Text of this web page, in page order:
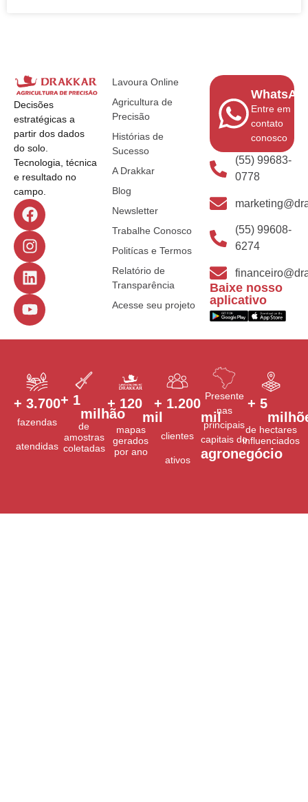
Decisões
estratégicas a
partir dos dados
do solo.
Tecnologia, técnica
e resultado no
campo.
Lavoura Online
Agricultura de
Precisão
Histórias de
Sucesso
A Drakkar
Blog
Newsletter
Trabalhe Conosco
Politícas e Termos
Relatório de
Transparência
Acesse seu projeto
Entre em
contato
conosco
(55) 99683-
0778
(55) 99608-
6274
Baixe nosso
aplicativo
fazendas
atendidas
+ 3.700
de
amostras
coletadas
+ 1
milhão
mapas
gerados
por ano
+ 120
mil
clientes
ativos
+ 1.200
mil
Presente
nas
principais
capitais do
agronegócio
de hectares
influenciados
+ 5